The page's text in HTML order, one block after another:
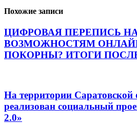
Похожие записи
ЦИФРОВАЯ ПЕРЕПИСЬ
ВОЗМОЖНОСТЯМ
ПОКОРНЫ? ИТОГИ
На территории Саратовской
реализован социальный
2.0»